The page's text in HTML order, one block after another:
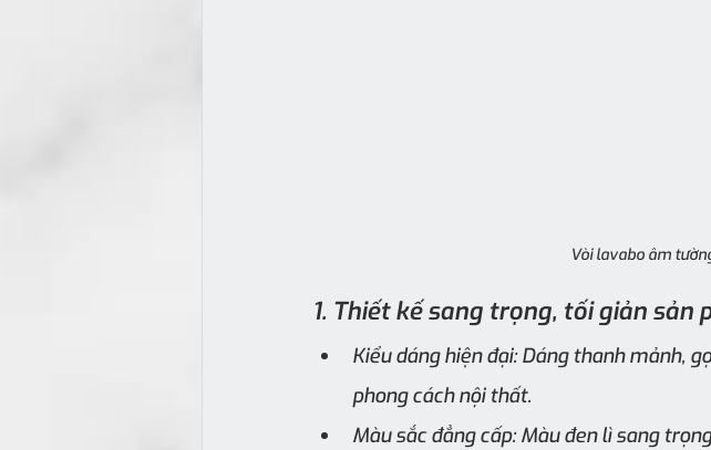
Vòi lavabo âm
1. Thiết kế sang trọng, tối giản sản
Kiểu dáng hiện đại: Dáng thanh mảnh,
phong cách nội thất.
Màu sắc đẳng cấp: Màu đen lì sang